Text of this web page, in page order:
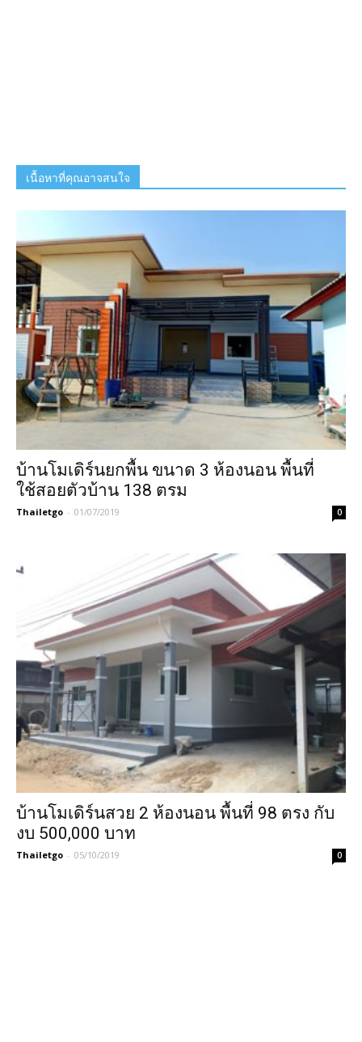
เนื้อหาที่คุณอาจสนใจ
บ้านโมเดิร์นยกพื้น ขนาด 3 ห้องนอน พื้นที่
ใช้สอยตัวบ้าน 138 ตรม
Thailetgo - 01/07/2019 0
บ้านโมเดิร์นสวย 2 ห้องนอน พื้นที่ 98 ตรง กับ
งบ 500,000 บาท
Thailetgo - 05/10/2019 0